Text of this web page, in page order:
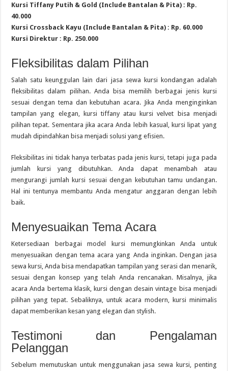
Kursi Tiffany Putih & Gold (Include Bantalan & Pita) : Rp.
40.000
Kursi Crossback Kayu (Include Bantalan & Pita) : Rp. 60.000
Kursi Direktur : Rp. 250.000
Fleksibilitas dalam Pilihan
Salah satu keunggulan lain dari jasa sewa kursi kondangan adalah
fleksibilitas dalam pilihan. Anda bisa memilih berbagai jenis kursi
sesuai dengan tema dan kebutuhan acara. Jika Anda menginginkan
tampilan yang elegan, kursi tiffany atau kursi velvet bisa menjadi
pilihan tepat. Sementara jika acara Anda lebih kasual, kursi lipat yang
mudah dipindahkan bisa menjadi solusi yang efisien.
Fleksibilitas ini tidak hanya terbatas pada jenis kursi, tetapi juga pada
jumlah kursi yang dibutuhkan. Anda dapat menambah atau
mengurangi jumlah kursi sesuai dengan kebutuhan tamu undangan.
Hal ini tentunya membantu Anda mengatur anggaran dengan lebih
baik.
Menyesuaikan Tema Acara
Ketersediaan berbagai model kursi memungkinkan Anda untuk
menyesuaikan dengan tema acara yang Anda inginkan. Dengan jasa
sewa kursi, Anda bisa mendapatkan tampilan yang serasi dan menarik,
sesuai dengan konsep yang telah Anda rencanakan. Misalnya, jika
acara Anda bertema klasik, kursi dengan desain vintage bisa menjadi
pilihan yang tepat. Sebaliknya, untuk acara modern, kursi minimalis
dapat memberikan kesan yang elegan dan stylish.
Testimoni dan Pengalaman
Pelanggan
Sebelum memutuskan untuk menggunakan jasa sewa kursi, penting